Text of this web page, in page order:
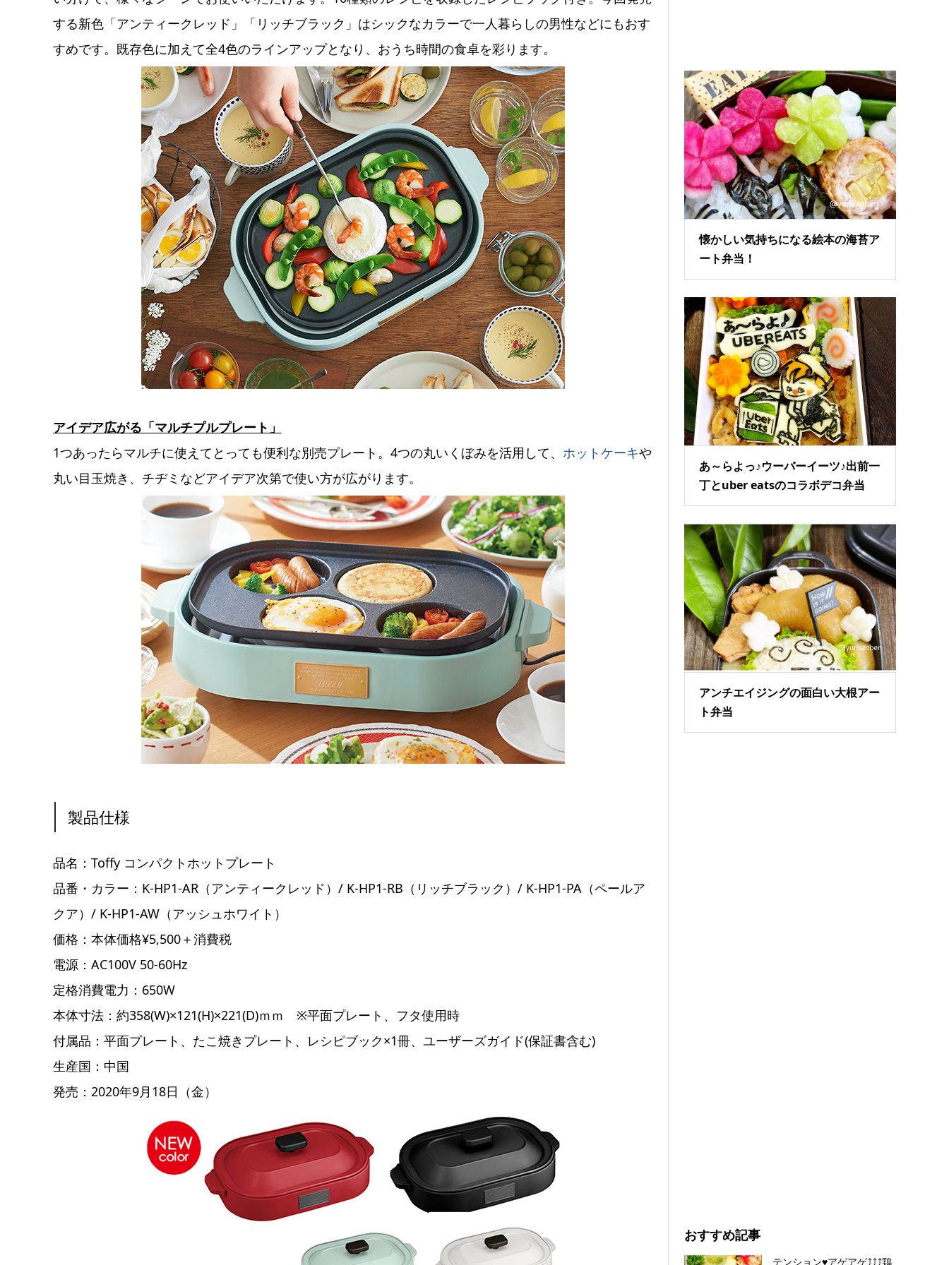
する新色「アンティークレッド」「リッチブラック」はシックなカラーで一人暮らしの男性などにもおす
すめです。既存色に加えて全4色のラインアップとなり、おうち時間の食卓を彩ります。
アイデア広がる「マルチプルプレート」
1つあったらマルチに使えてとっても便利な別売プレート。4つの丸いくぼみを活用して、 ホットケーキや
丸い目玉焼き、チヂミなどアイデア次第で使い方が広がります。
製品仕様
品名：Toffy コンパクトホットプレート
品番・カラー：K-HP1-AR（アンティークレッド）/ K-HP1-RB（リッチブラック）/ K-HP1-PA（ペールア
クア）/ K-HP1-AW（アッシュホワイト）
価格：本体価格¥5,500＋消費税
電源：AC100V 50-60Hz
定格消費電力：650W
本体寸法：約358(W)×121(H)×221(D)ｍｍ ※平面プレート、フタ使用時
付属品：平面プレート、たこ焼きプレート、レシピブック×1冊、ユーザーズガイド(保証書含む)
生産国：中国
発売：2020年9月18日（金）
懐かしい気持ちになる絵本の海苔ア
ート弁当！
あ～らよっ♪ウーバーイーツ♪出前一
丁とuber eatsのコラボデコ弁当
アンチエイジングの面白い大根アー
ト弁当
おすすめ記事
テンション♥アゲアゲ⤴︎⤴︎⤴︎鶏